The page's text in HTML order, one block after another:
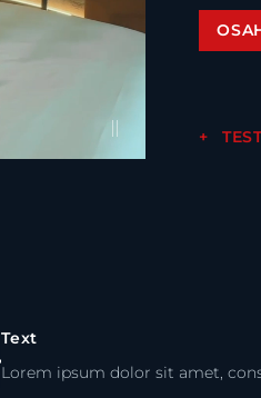
Text
Lorem ipsum dolor sit amet,